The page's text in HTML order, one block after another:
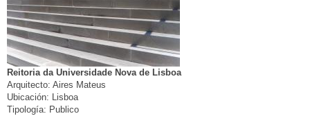
Reitoria da Universidade Nova de Lisboa
Arquitecto: Aires Mateus
Ubicación: Lisboa
Tipología: Publico